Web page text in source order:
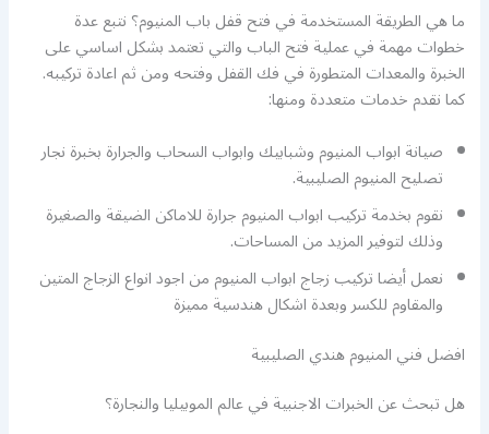
ما هي الطريقة المستخدمة في فتح قفل باب المنيوم؟ نتبع عدة
خطوات مهمة في عملية فتح الباب والتي تعتمد بشكل اساسي على
الخبرة والمعدات المتطورة في فك القفل وفتحه ومن ثم اعادة تركيبه.
كما نقدم خدمات متعددة ومنها:
صيانة ابواب المنيوم وشبابيك وابواب السحاب والجرارة بخبرة نجار
تصليح المنيوم الصليبية.
نقوم بخدمة تركيب ابواب المنيوم جرارة للاماكن الضيقة والصغيرة
وذلك لتوفير المزيد من المساحات.
نعمل أيضا تركيب زجاج ابواب المنيوم من اجود انواع الزجاج المتين
والمقاوم للكسر وبعدة اشكال هندسية مميزة
افضل فني المنيوم هندي الصليبية
هل تبحث عن الخبرات الاجنبية في عالم الموبيليا والنجارة؟